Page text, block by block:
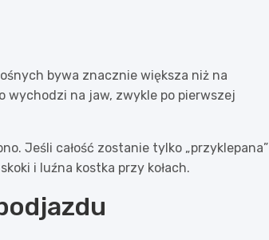
bywa znacznie większa niż na
wychodzi na jaw, zwykle po pierwszej
Jeśli całość zostanie tylko „przyklepana”
i luźna kostka przy kołach.